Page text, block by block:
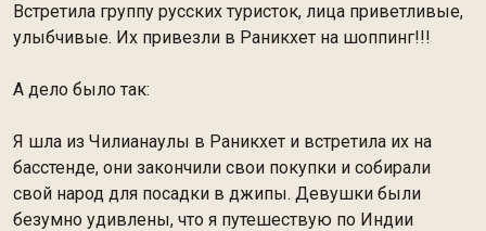
Встретила группу русских туристок, лица приветливые,
улыбчивые. Их привезли в Раникхет на шоппинг!!!
А дело было так:
Я шла из Чилианаулы в Раникхет и встретила их на
басстенде, они закончили свои покупки и собирали
свой народ для посадки в джипы. Девушки были
безумно удивлены, что я путешествую по Индии